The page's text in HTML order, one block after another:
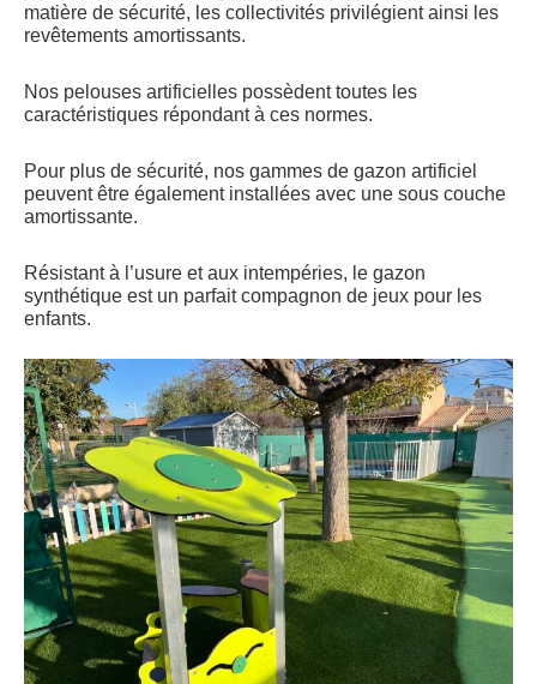
matière de sécurité, les collectivités privilégient ainsi les
revêtements amortissants.
Nos pelouses artificielles possèdent toutes les
caractéristiques répondant à ces normes.
Pour plus de sécurité, nos gammes de gazon artificiel
peuvent être également installées avec une sous couche
amortissante.
Résistant à l’usure et aux intempéries, le gazon
synthétique est un parfait compagnon de jeux pour les
enfants.